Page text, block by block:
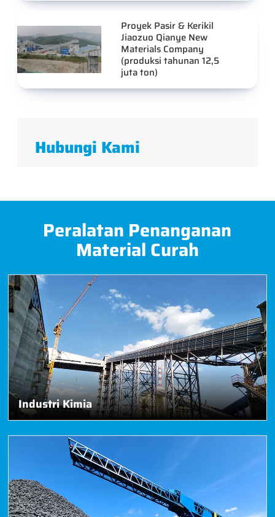
Proyek Pasir & Kerikil
Jiaozuo Qianye New
Materials Company
(produksi tahunan 12,5
juta ton)
Hubungi Kami
Peralatan Penanganan
Material Curah
Industri Kimia